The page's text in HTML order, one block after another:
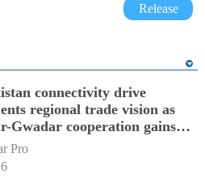
Release
connectivity drive
regional trade vision as
Gwadar cooperation gains
alongside China's BRI
Pro